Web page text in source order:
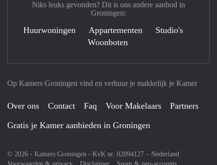
Op Kamers Groningen vind en verhuur je makkelijk je Kamer
Over ons Contact Faq Voor Makelaars
Partners
Gratis je Kamer aanbieden in Groningen
© 2026 - Kamers Groningen - KvK nr. 02094127 – Nederland
Niks leuks gevonden? Dit is ons andere aanbod in
Groningen:
Huurwoningen Appartementen
Studio's
Woonboten